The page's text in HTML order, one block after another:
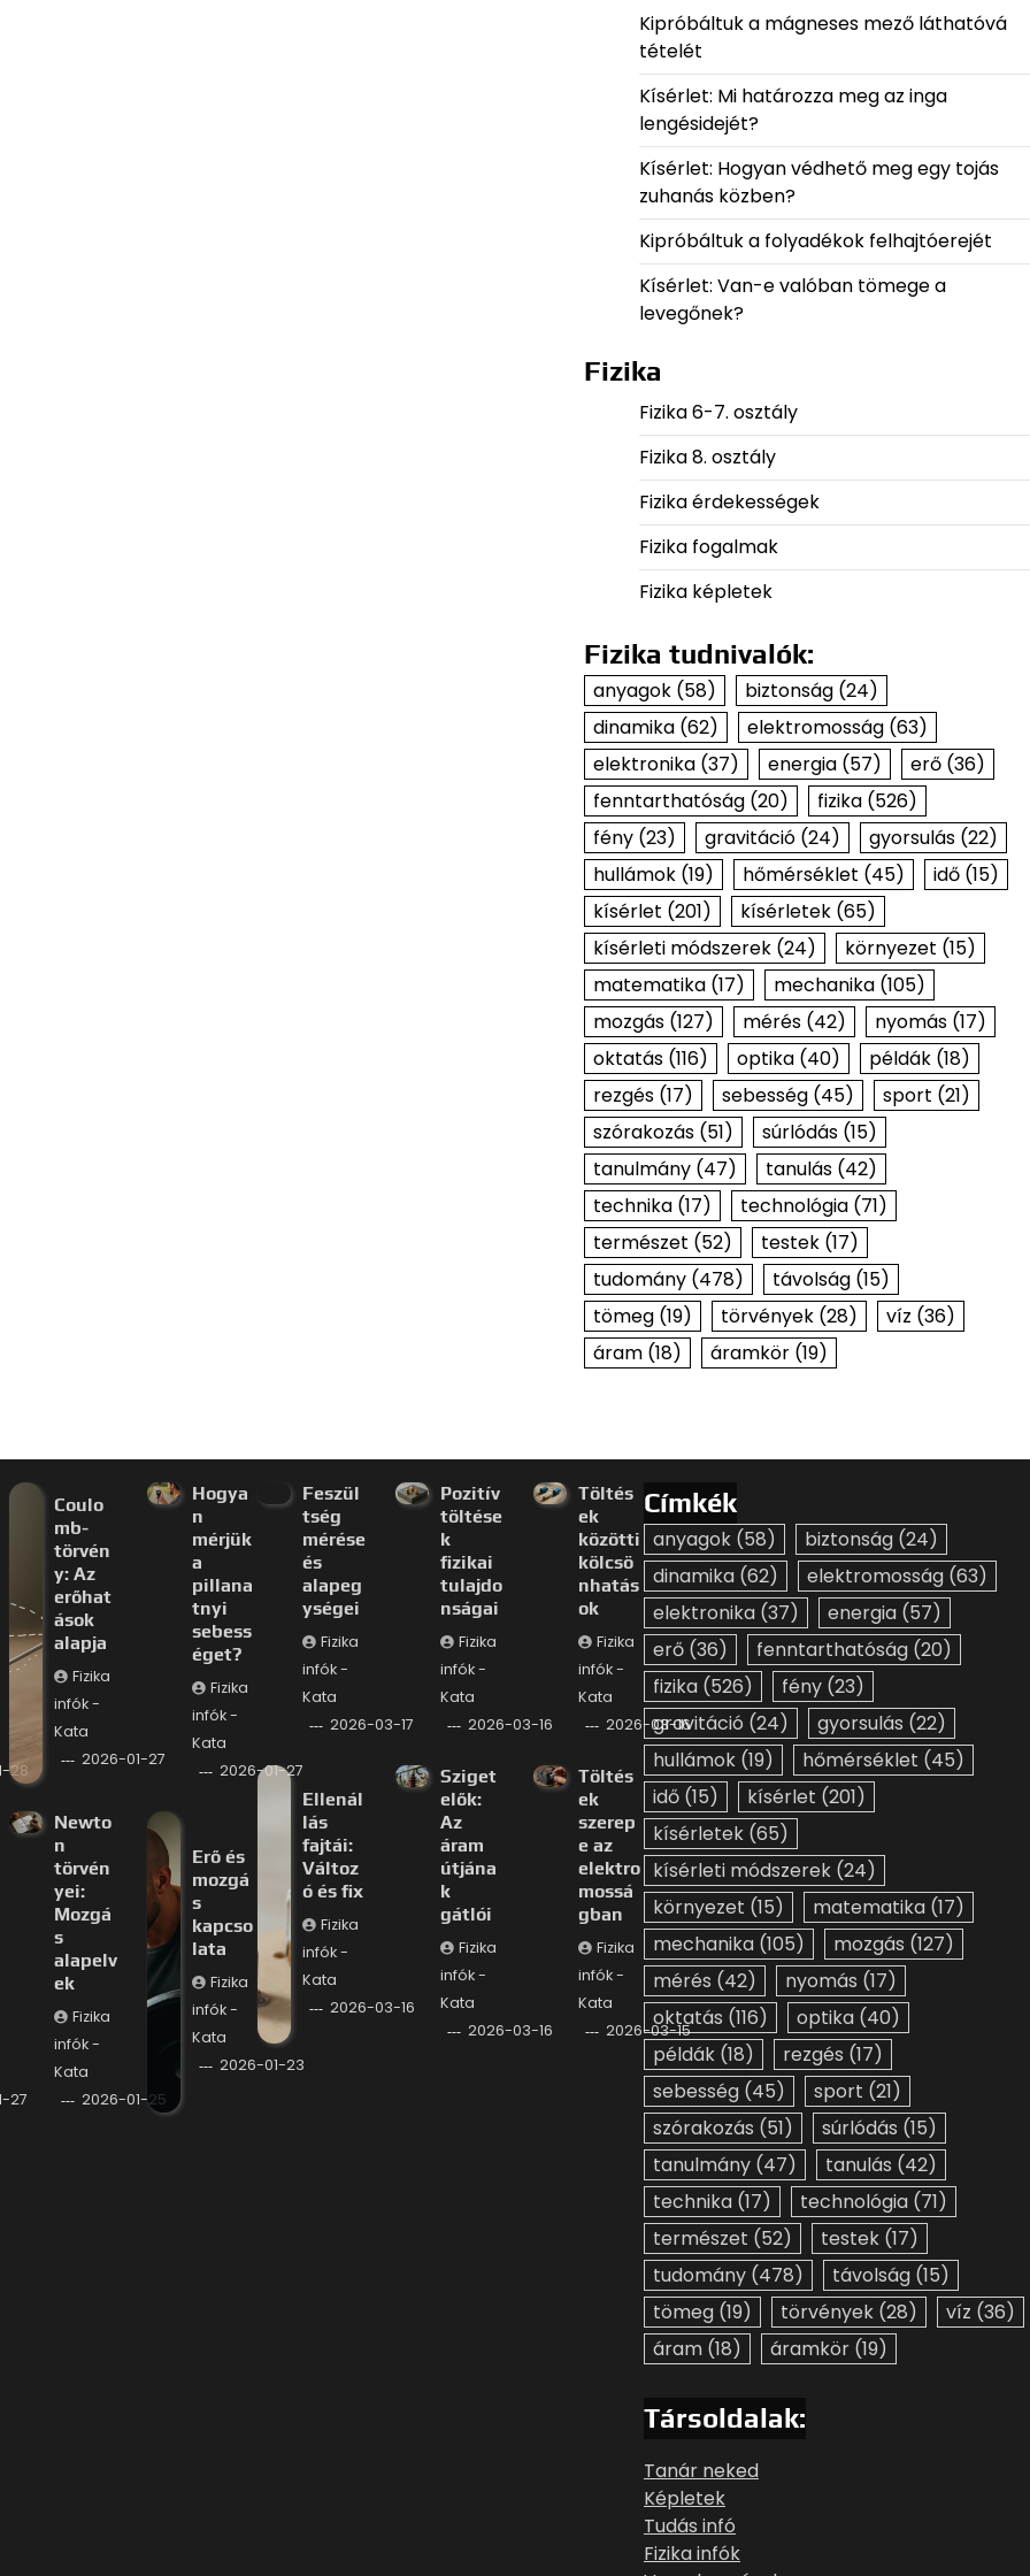
Kipróbáltuk a mágneses mező láthatóvá
tételét
Kísérlet: Mi határozza meg az inga
lengésidejét?
Kísérlet: Hogyan védhető meg egy tojás
zuhanás közben?
Kipróbáltuk a folyadékok felhajtóerejét
Kísérlet: Van-e valóban tömege a
levegőnek?
Fizika
Fizika 6-7. osztály
Fizika 8. osztály
Fizika érdekességek
Fizika fogalmak
Fizika képletek
Fizika tudnivalók:
anyagok(58) biztonság(24)
dinamika(62) elektromosság(63)
elektronika(37) energia(57) erő(36)
fenntarthatóság(20) fizika(526)
fény(23) gravitáció(24) gyorsulás(22)
hullámok(19) hőmérséklet (45) idő(15)
kísérlet (201) kísérletek(65)
kísérleti módszerek(24) környezet (15)
matematika(17) mechanika(105)
mozgás(127) mérés(42) nyomás(17)
oktatás(116) optika(40) példák(18)
rezgés(17) sebesség(45) sport (21)
szórakozás(51) súrlódás(15)
tanulmány(47) tanulás(42)
technika(17) technológia(71)
természet (52) testek(17)
tudomány(478) távolság(15)
tömeg(19) törvények(28) víz (36)
áram(18) áramkör(19)
28
Coulo
mb-
törvén
y: Az
erőhat
ások
alapja
Fizika
infók -
Kata
2026-01-27
Hogya
n
mérjük
a
pillana
tnyi
sebess
éget?
Fizika
infók -
Kata
2026-01-27
27
Newto
n
törvén
yei:
Mozgá
s
alapelv
ek
Fizika
infók -
Kata
2026-01-25
Erő és
mozgá
s
kapcso
lata
Fizika
infók -
Kata
2026-01-23
Feszül
tség
mérése
és
alapeg
ységei
Fizika
infók -
Kata
2026-03-17
Pozitív
töltése
k
fizikai
tulajdo
nságai
Fizika
infók -
Kata
2026-03-16
Töltés
ek
közötti
kölcsö
nhatás
ok
Fizika
infók -
Kata
2026-03-16
Ellenál
lás
fajtái:
Változ
ó és fix
Fizika
infók -
Kata
2026-03-16
Sziget
elők:
Az
áram
útjána
k
gátlói
Fizika
infók -
Kata
2026-03-16
Töltés
ek
szerep
e az
elektro
mossá
gban
Fizika
infók -
Kata
2026-03-15
Címkék
anyagok (58) biztonság (24)
dinamika (62) elektromosság (63)
elektronika (37) energia (57)
erő (36) fenntarthatóság (20)
fizika (526) fény (23)
gravitáció (24) gyorsulás (22)
hullámok (19) hőmérséklet (45)
idő (15) kísérlet (201)
kísérletek (65)
kísérleti módszerek (24)
környezet (15) matematika (17)
mechanika (105) mozgás (127)
mérés (42) nyomás (17)
oktatás (116) optika (40)
példák (18) rezgés (17)
sebesség (45) sport (21)
szórakozás (51) súrlódás (15)
tanulmány (47) tanulás (42)
technika (17) technológia (71)
természet (52) testek (17)
tudomány (478) távolság (15)
tömeg (19) törvények (28) víz (36)
áram (18) áramkör (19)
Társoldalak:
Tanár neked
Képletek
Tudás infó
Fizika infók